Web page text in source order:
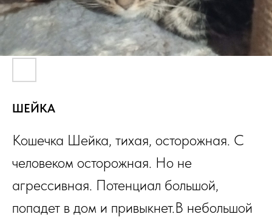
ШЕЙКА
Кошечка Шейка, тихая, осторожная. С
человеком осторожная. Но не
агрессивная. Потенциал большой,
попадет в дом и привыкнет.В небольшой